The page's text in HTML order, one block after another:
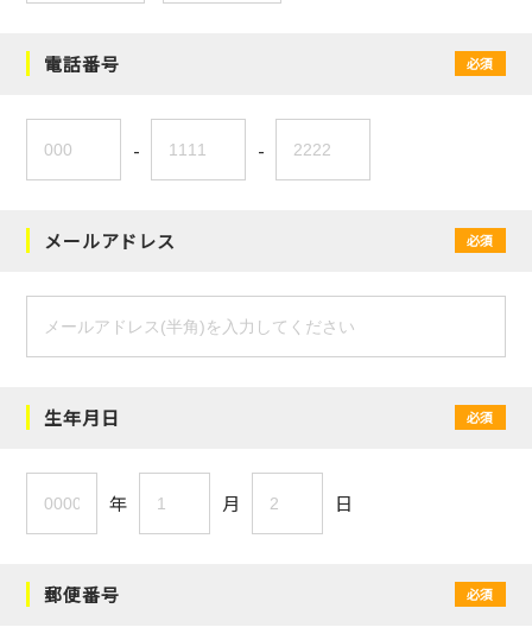
電話番号 必須
- -
メールアドレス 必須
生年月日 必須
年 月 日
郵便番号 必須